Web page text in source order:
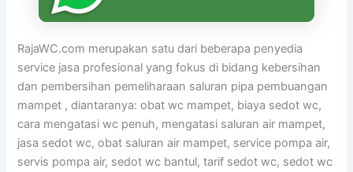
RajaWC.com merupakan satu dari beberapa penyedia
service jasa profesional yang fokus di bidang kebersihan
dan pembersihan pemeliharaan saluran pipa pembuangan
mampet , diantaranya: obat wc mampet, biaya sedot wc,
cara mengatasi wc penuh, mengatasi saluran air mampet,
jasa sedot wc, obat saluran air mampet, service pompa air,
servis pompa air, sedot wc bantul, tarif sedot wc, sedot wc